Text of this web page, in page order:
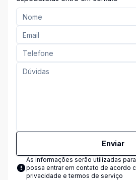
Enviar
As informações serão utilizadas
possa entrar em contato de acordo
privacidade e termos de serviço